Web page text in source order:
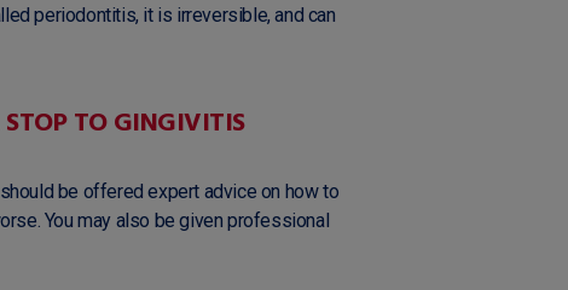
periodontitis, it is irreversible, and can
TO GINGIVITIS
be offered expert advice on how to
You may also be given professional